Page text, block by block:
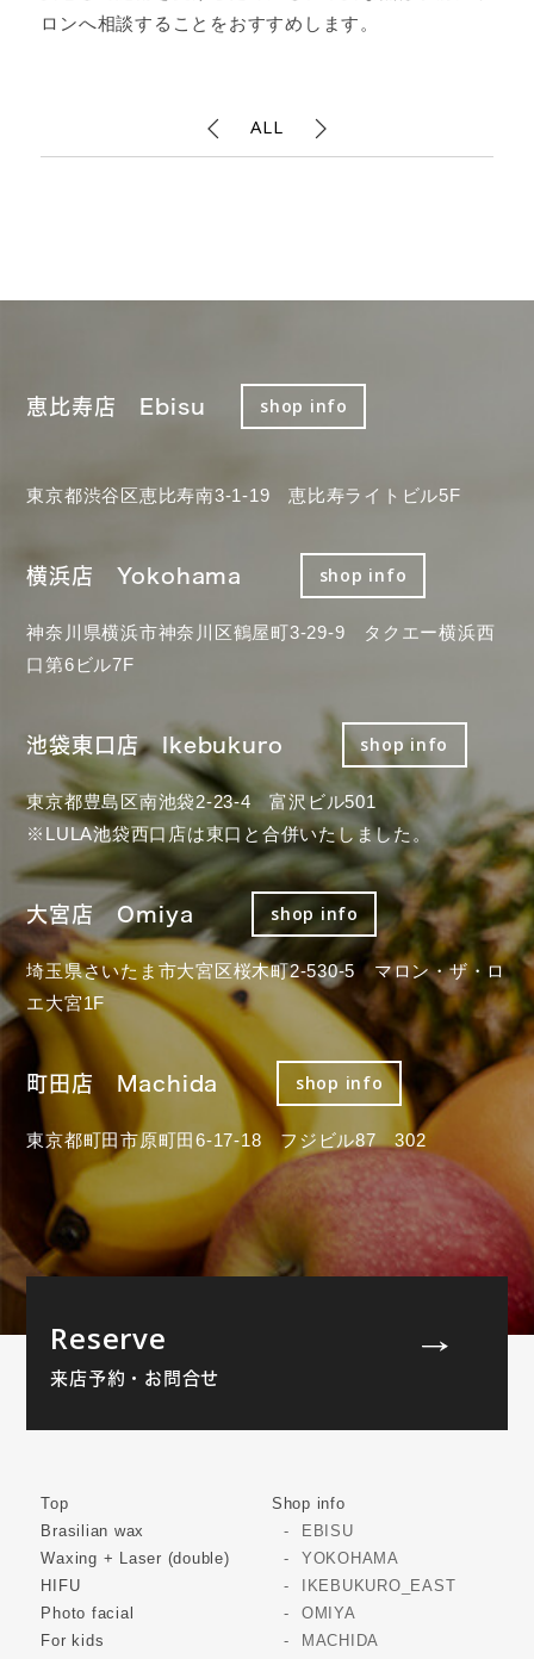
ロンへ相談することをおすすめします。
ALL
恵比寿店 Ebisu shop info
東京都渋谷区恵比寿南3-1-19 恵比寿ライトビル5F
横浜店 Yokohama shop info
神奈川県横浜市神奈川区鶴屋町3-29-9 タクエー横浜西
口第6ビル7F
池袋東口店 Ikebukuro shop info
東京都豊島区南池袋2-23-4 富沢ビル501
※LULA池袋西口店は東口と合併いたしました。
大宮店 Omiya shop info
埼玉県さいたま市大宮区桜木町2-530-5 マロン・ザ・ロ
エ大宮1F
町田店 Machida shop info
東京都町田市原町田6-17-18 フジビル87 302
Reserve
来店予約・お問合せ
Top
Brasilian wax
Waxing + Laser (double)
HIFU
Photo facial
For kids
Shop info
EBISU
YOKOHAMA
IKEBUKURO_EAST
OMIYA
MACHIDA